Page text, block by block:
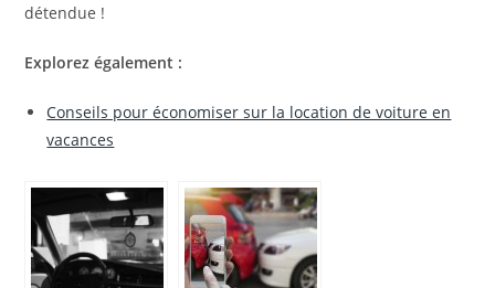
détendue !
Explorez également :
Conseils pour économiser sur la location de voiture en
vacances